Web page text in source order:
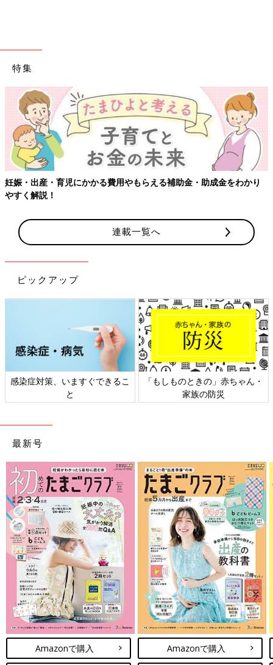
特集
妊娠・出産・育児にかかる費用やもらえる補助金・助成金をわかり
やすく解説！
連載一覧へ
ピックアップ
感染症対策、いますぐできるこ
と
「もしものときの」赤ちゃん・
家族の防災
最新号
Amazonで購入 Amazonで購入